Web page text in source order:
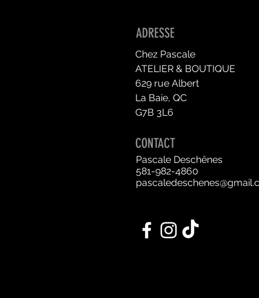
ADRESSE
Chez Pascale
ATELIER & BOUTIQUE
629 rue Albert
La Baie, QC
G7B 3L6
CONTACT
Pascale Deschênes
581-982-4860